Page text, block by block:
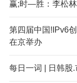
赢;时—胜：李松
第四届中国!IPv6
在京举办
每日一词 | 日韩股